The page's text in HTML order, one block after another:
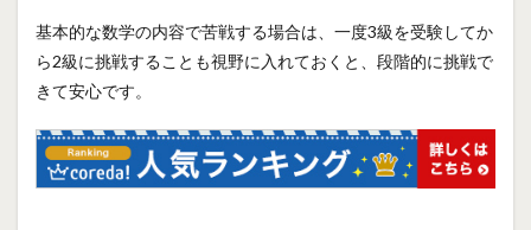
基本的な数学の内容で苦戦する場合は、一度3級を受験してか
ら2級に挑戦することも視野に入れておくと、段階的に挑戦で
きて安心です。